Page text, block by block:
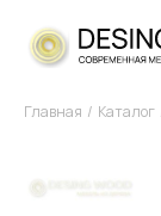
Главная Каталог